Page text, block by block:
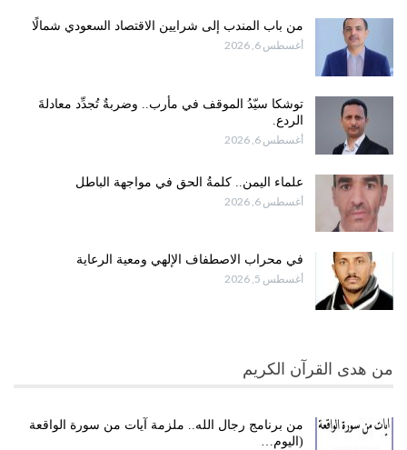
من باب المندب إلى شرايين الاقتصاد السعودي شمالًا
أغسطس 6, 2026
توشكا سيّدُ الموقف في مأرب.. وضربةٌ تُجدِّد معادلةَ
الردع.
أغسطس 6, 2026
علماء اليمن.. كلمةُ الحق في مواجهة الباطل
أغسطس 6, 2026
في محراب الاصطفاف الإلهي ومعية الرعاية
أغسطس 5, 2026
من هدى القرآن الكريم
من برنامج رجال الله.. ملزمة آيات من سورة الواقعة
(اليوم…